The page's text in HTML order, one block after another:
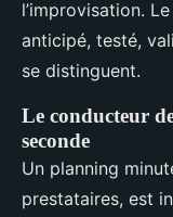
l’improvisation.
anticipé, testé,
se distinguent.
Le conducteur
seconde
Un planning
prestataires, est